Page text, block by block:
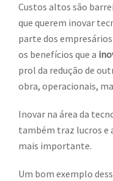
Custos altos são
que querem inovar
parte dos
os benefícios que a
prol da redução de
obra, operacionais,
Inovar na área da
também traz lucros e
mais importante.
Um bom exemplo